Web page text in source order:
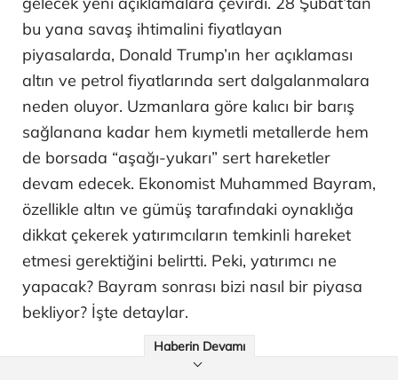
bu yana savaş ihtimalini fiyatlayan
piyasalarda, Donald Trump’ın her açıklaması
altın ve petrol fiyatlarında sert dalgalanmalara
neden oluyor. Uzmanlara göre kalıcı bir barış
sağlanana kadar hem kıymetli metallerde hem
de borsada “aşağı-yukarı” sert hareketler
devam edecek. Ekonomist Muhammed Bayram,
özellikle altın ve gümüş tarafındaki oynaklığa
dikkat çekerek yatırımcıların temkinli hareket
etmesi gerektiğini belirtti. Peki, yatırımcı ne
yapacak? Bayram sonrası bizi nasıl bir piyasa
bekliyor? İşte detaylar.
Haberin Devamı